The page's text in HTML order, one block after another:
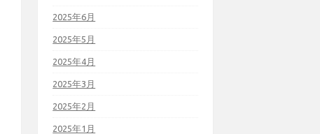
2025年6月
2025年5月
2025年4月
2025年3月
2025年2月
2025年1月